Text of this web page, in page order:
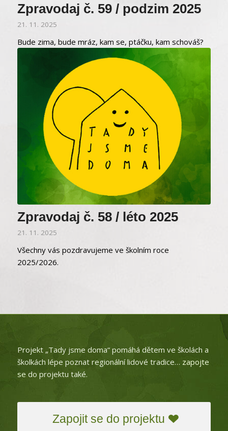
Zpravodaj č. 59 / podzim 2025
21. 11. 2025
Bude zima, bude mráz, kam se, ptáčku, kam schováš?
Zpravodaj č. 58 / léto 2025
21. 11. 2025
Všechny vás pozdravujeme ve školním roce
2025/2026.
Projekt „Tady jsme doma“ pomáhá dětem ve školách a
školkách lépe poznat regionální lidové tradice… zapojte
se do projektu také.
Zapojit se do projektu